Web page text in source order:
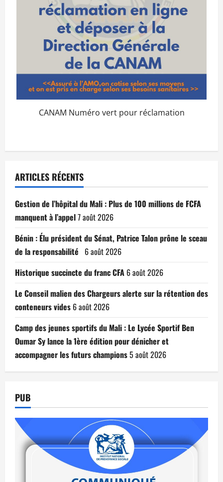
CANAM Numéro vert pour réclamation
ARTICLES RÉCENTS
Gestion de l’hôpital du Mali : Plus de 100 millions de FCFA
manquent à l’appel7 août 2026
Bénin : Élu président du Sénat, Patrice Talon prône le sceau
de la responsabilité 6 août 2026
Historique succincte du franc CFA 6 août 2026
Le Conseil malien des Chargeurs alerte sur la rétention des
conteneurs vides 6 août 2026
Camp des jeunes sportifs du Mali : Le Lycée Sportif Ben
Oumar Sy lance la 1ère édition pour dénicher et
accompagner les futurs champions5 août 2026
PUB